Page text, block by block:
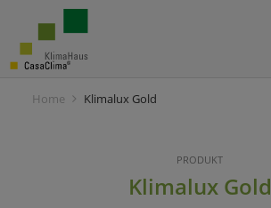
Home Klimalux Gold
PRODUKT
Klimalux Gold